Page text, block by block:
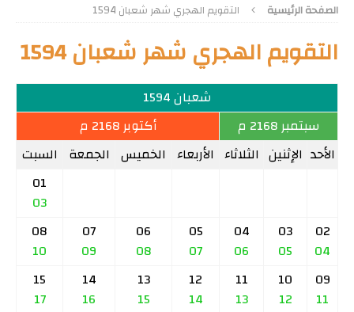
الصفحة الرئيسية التقويم الهجري شهر شعبان 1594
التقويم الهجري شهر شعبان 1594
شعبان 1594
سبتمبر 2168 م
أكتوبر 2168 م
الأحد الإثنين الثلاثاء الأربعاء الخميس الجمعة السبت
01
03
02
04
03
05
04
06
05
07
06
08
07
09
08
10
09
11
10
12
11
13
12
14
13
15
14
16
15
17